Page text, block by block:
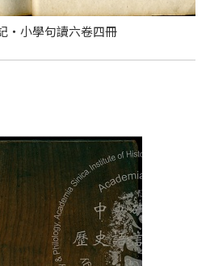
‧小學句讀六卷四冊